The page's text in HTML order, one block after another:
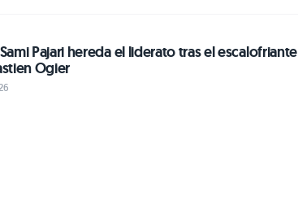
Pajari hereda el liderato tras el escalofriante
Ogier